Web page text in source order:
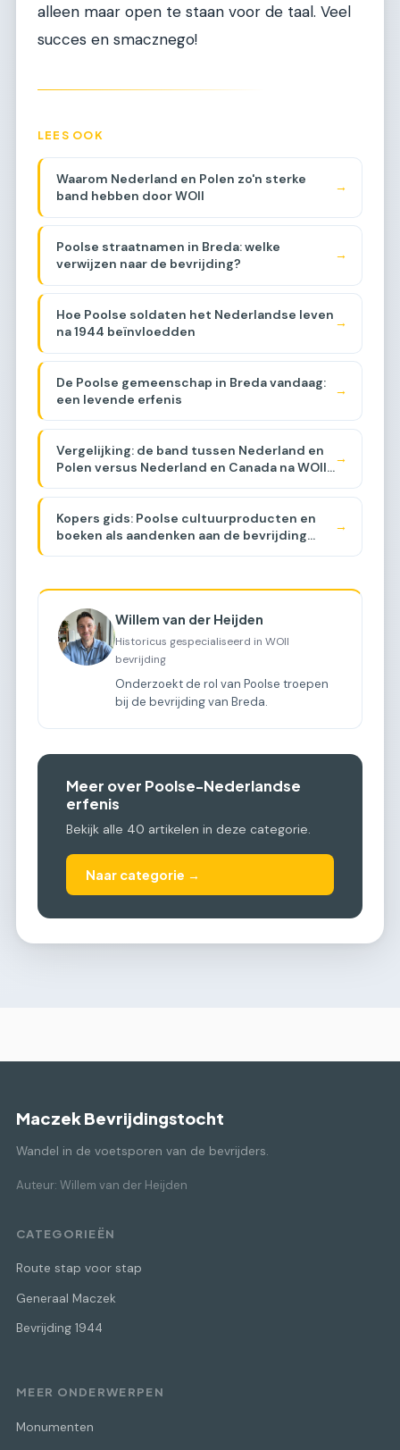
alleen maar open te staan voor de taal. Veel
succes en smacznego!
LEES OOK
Waarom Nederland en Polen zo'n sterke
band hebben door WOII
→
Poolse straatnamen in Breda: welke
verwijzen naar de bevrijding?
→
Hoe Poolse soldaten het Nederlandse leven
na 1944 beïnvloedden
→
De Poolse gemeenschap in Breda vandaag:
een levende erfenis
→
Vergelijking: de band tussen Nederland en
Polen versus Nederland en Canada na WOII
[COMPARISON]
→
Kopers gids: Poolse cultuurproducten en
boeken als aandenken aan de bevrijding
[BUYER GUIDE]
→
Willem van der Heijden
Historicus gespecialiseerd in WOII
bevrijding
Onderzoekt de rol van Poolse troepen
bij de bevrijding van Breda.
Meer over Poolse-Nederlandse
erfenis
Bekijk alle 40 artikelen in deze categorie.
Naar categorie →
Maczek Bevrijdingstocht
Wandel in de voetsporen van de bevrijders.
Auteur: Willem van der Heijden
CATEGORIEËN
Route stap voor stap
Generaal Maczek
Bevrijding 1944
MEER ONDERWERPEN
Monumenten